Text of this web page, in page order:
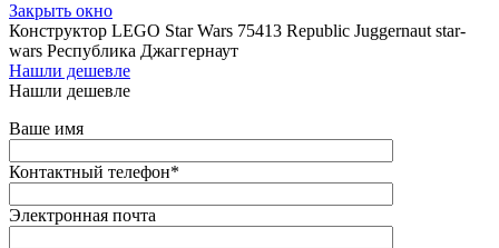
Закрыть окно
Конструктор LEGO Star Wars 75413 Republic Juggernaut star-
wars Республика Джаггернаут
Нашли дешевле
Нашли дешевле
Ваше имя
Контактный телефон*
Электронная почта